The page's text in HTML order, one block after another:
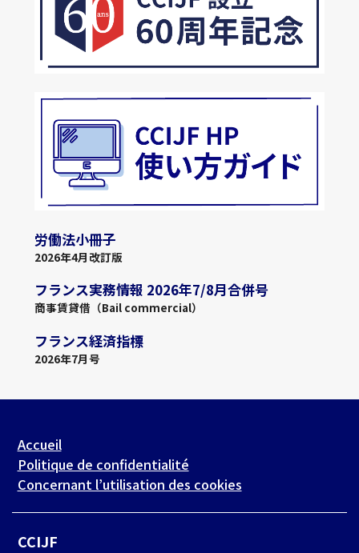
労働法小冊子
2026年4月改訂版
フランス実務情報 2026年7/8月合併号
商事賃貸借（Bail commercial）
フランス経済指標
2026年7月号
Accueil
Politique de confidentialité
Concernant l’utilisation des cookies
CCIJF